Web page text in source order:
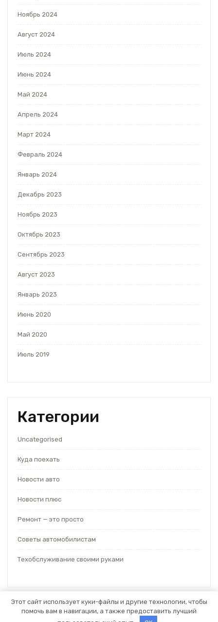
Ноябрь 2024
Август 2024
Июль 2024
Июнь 2024
Май 2024
Апрель 2024
Март 2024
Февраль 2024
Январь 2024
Декабрь 2023
Ноябрь 2023
Октябрь 2023
Сентябрь 2023
Август 2023
Январь 2023
Июнь 2020
Май 2020
Июль 2019
Категории
Uncategorised
Куда поехать
Новости авто
Новости плюс
Ремонт — это просто
Советы автомобилистам
Техобслуживание своими руками
Этот сайт использует куки-файлы и другие технологии, чтобы
помочь вам в навигации, а также предоставить лучший